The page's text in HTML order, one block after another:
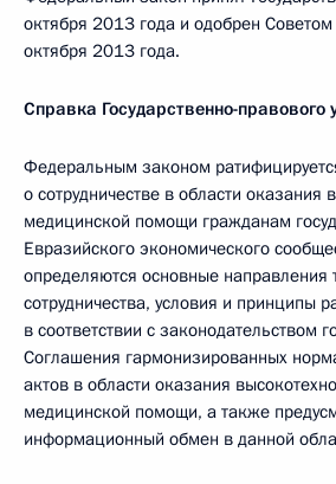
октября 2013 года и одобрен
октября 2013 года.
Справка Государственно-правового
Федеральным законом
о сотрудничестве в области оказания
медицинской помощи гражданам
Евразийского экономического
определяются основные направления
сотрудничества, условия и принципы
в соответствии с законодательством
Соглашения гармонизированных
актов в области оказания
медицинской помощи, а также
информационный обмен в данной